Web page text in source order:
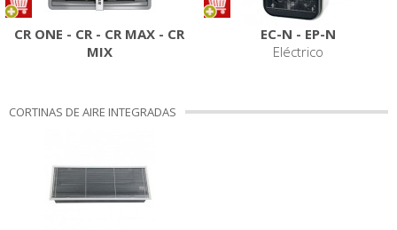
CR ONE - CR - CR MAX - CR
MIX
EC-N - EP-N
Eléctrico
CORTINAS DE AIRE INTEGRADAS